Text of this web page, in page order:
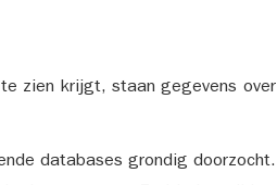
zien krijgt, staan gegevens over
databases grondig doorzocht.